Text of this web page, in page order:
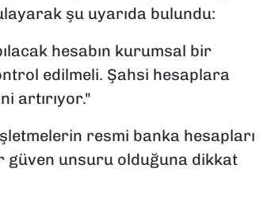
şu uyarıda bulundu:
hesabın kurumsal bir
edilmeli. Şahsi hesaplara
artırıyor."
resmi banka hesapları
güven unsuru olduğuna dikkat